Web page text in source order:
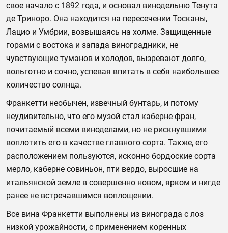
свое начало с 1892 года, и основал винодельню Тенута
де Триноро. Она находится на пересечении Тосканы,
Лацио и Умбрии, возвышаясь на холме. Защищенные
горами с востока и запада виноградники, не
чувствующие туманов и холодов, вызревают долго,
вольготно и сочно, успевая впитать в себя наибольшее
количество солнца.
Франкетти необычен, извечный бунтарь, и потому
неудивительно, что его музой стал каберне фран,
почитаемый всеми виноделами, но не рискнувшими
воплотить его в качестве главного сорта. Также, его
расположением пользуются, исконно бордоские сорта
мерло, каберне совиньон, пти вердо, выросшие на
итальянской земле в совершенно новом, ярком и нигде
ранее не встречавшимся воплощении.
Все вина Франкетти выполнены из винограда с лоз
низкой урожайности, с применением коренных